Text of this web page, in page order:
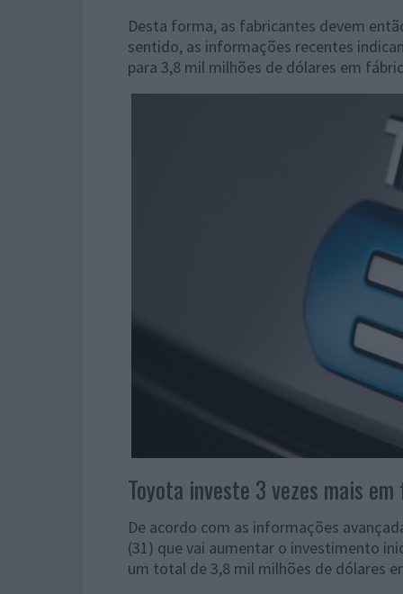
Desta forma, as fabricantes devem
sentido, as informações recentes
para 3,8 mil milhões de dólares em
Toyota investe 3 vezes mais
De acordo com as informações
(31) que vai aumentar o investimento
um total de 3,8 mil milhões de dólares